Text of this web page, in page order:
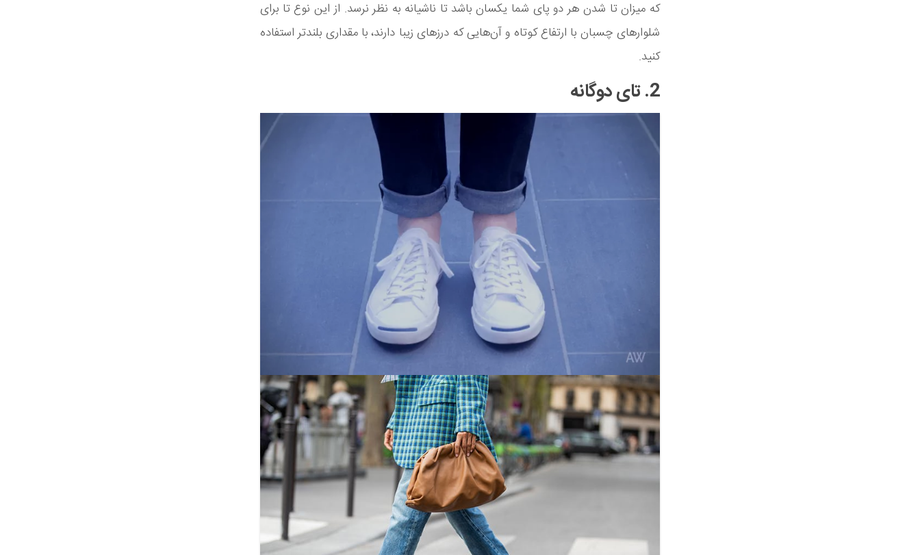
که میزان تا شدن هر دو پای شما یکسان باشد تا ناشیانه به نظر نرسد. از این نوع تا برای
شلوارهای چسبان با ارتفاع کوتاه و آ‌ن‌هایی که درزهای زیبا دارند، با مقداری بلندتر استفاده
کنید.
2. تای دوگانه